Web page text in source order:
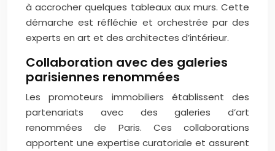
à accrocher quelques tableaux aux murs. Cette
démarche est réfléchie et orchestrée par des
experts en art et des architectes d’intérieur.
Collaboration avec des galeries
parisiennes renommées
Les promoteurs immobiliers établissent des
partenariats avec des galeries d’art
renommées de Paris. Ces collaborations
apportent une expertise curatoriale et assurent